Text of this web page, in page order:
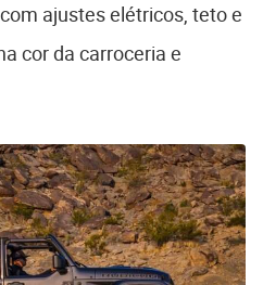
ajustes elétricos, teto e
cor da carroceria e